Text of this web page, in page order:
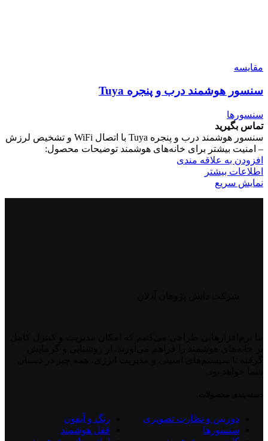
مقایسه
سنسور هوشمند درب و پنجره Tuya
سنسورها
تماس بگیرید
سنسور هوشمند درب و پنجره Tuya با اتصال WiFi و تشخیص لرزش
– امنیت بیشتر برای خانه‌های هوشمند توضیحات محصول:
افزودن به علاقه مندی
اطلاعات بیشتر
نمایش سریع
دوربین و نظارت تصویری
زنگ و آیفون
سنسورها
قفل هوشمند